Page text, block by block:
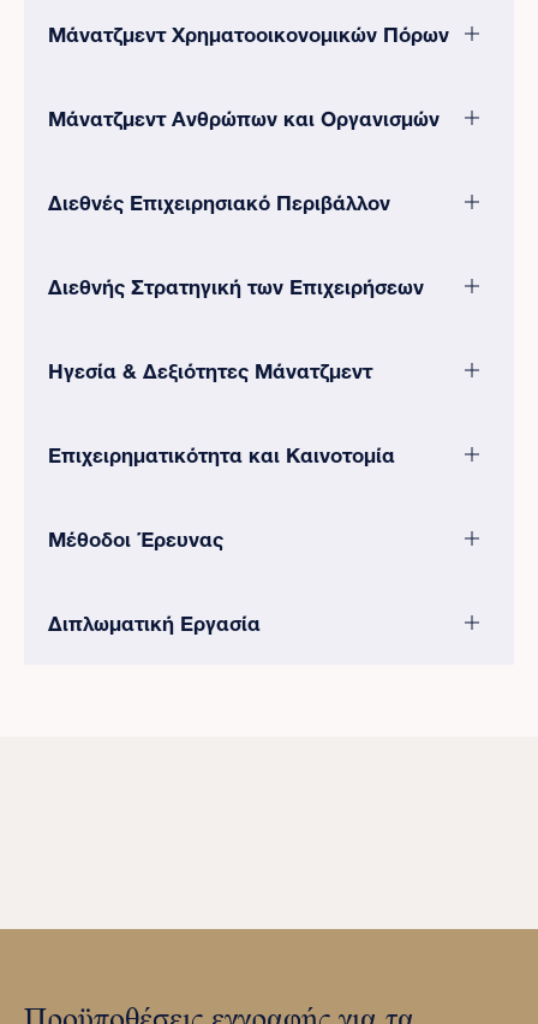
Μάνατζμεντ Χρηματοοικονομικών Πόρων
Μάνατζμεντ Ανθρώπων και Οργανισμών
Διεθνές Επιχειρησιακό Περιβάλλον
Διεθνής Στρατηγική των Επιχειρήσεων
Ηγεσία & Δεξιότητες Μάνατζμεντ
Επιχειρηματικότητα και Καινοτομία
Μέθοδοι Έρευνας
Διπλωματική Εργασία